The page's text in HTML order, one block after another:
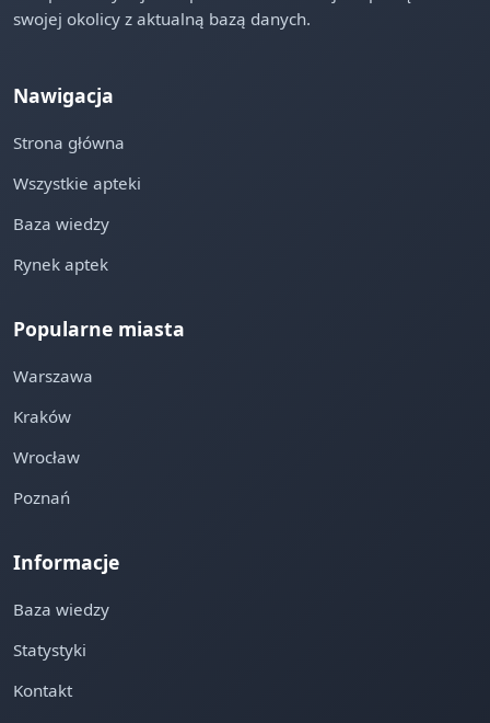
swojej okolicy z aktualną bazą danych.
Nawigacja
Strona główna
Wszystkie apteki
Baza wiedzy
Rynek aptek
Popularne miasta
Warszawa
Kraków
Wrocław
Poznań
Informacje
Baza wiedzy
Statystyki
Kontakt